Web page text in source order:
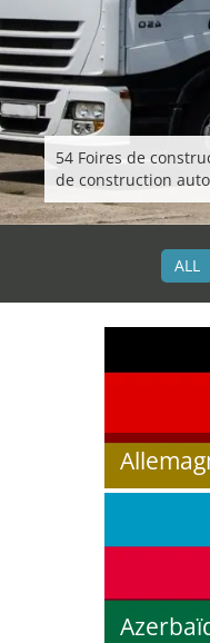
54 Foires de
de construction
ALL